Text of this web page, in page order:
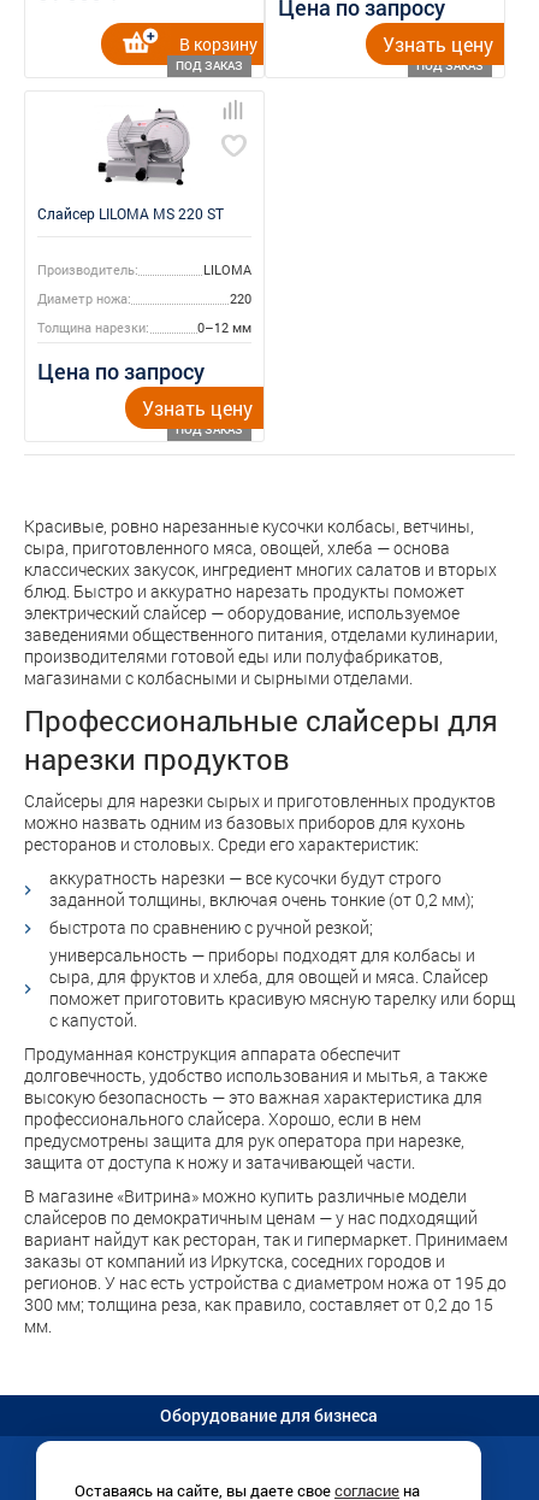
Оставаясь на сайте, вы даете своесогласиена
ПОД ЗАКАЗ
В корзину
Цена по запросу
ПОД ЗАКАЗ
Узнать цену
Слайсер LILOMA MS 220 ST
Производитель:
LILOMA
Диаметр ножа:
220
Толщина нарезки:
0–12 мм
Цена по запросу
ПОД ЗАКАЗ
Узнать цену
Красивые, ровно нарезанные кусочки колбасы, ветчины,
сыра, приготовленного мяса, овощей, хлеба — основа
классических закусок, ингредиент многих салатов и вторых
блюд. Быстро и аккуратно нарезать продукты поможет
электрический слайсер — оборудование, используемое
заведениями общественного питания, отделами кулинарии,
производителями готовой еды или полуфабрикатов,
магазинами с колбасными и сырными отделами.
Профессиональные слайсеры для
нарезки продуктов
Слайсеры для нарезки сырых и приготовленных продуктов
можно назвать одним из базовых приборов для кухонь
ресторанов и столовых. Среди его характеристик:
аккуратность нарезки — все кусочки будут строго
заданной толщины, включая очень тонкие (от 0,2 мм);
быстрота по сравнению с ручной резкой;
универсальность — приборы подходят для колбасы и
сыра, для фруктов и хлеба, для овощей и мяса. Слайсер
поможет приготовить красивую мясную тарелку или борщ
с капустой.
Продуманная конструкция аппарата обеспечит
долговечность, удобство использования и мытья, а также
высокую безопасность — это важная характеристика для
профессионального слайсера. Хорошо, если в нем
предусмотрены защита для рук оператора при нарезке,
защита от доступа к ножу и затачивающей части.
В магазине «Витрина» можно купить различные модели
слайсеров по демократичным ценам — у нас подходящий
вариант найдут как ресторан, так и гипермаркет. Принимаем
заказы от компаний из Иркутска, соседних городов и
регионов. У нас есть устройства с диаметром ножа от 195 до
300 мм; толщина реза, как правило, составляет от 0,2 до 15
мм.
Оборудование для бизнеса